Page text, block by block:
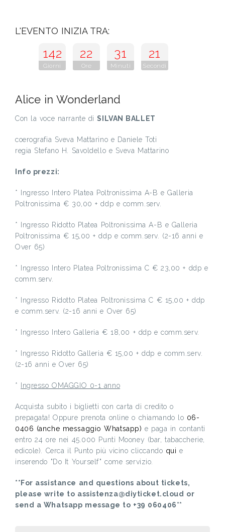
L'EVENTO INIZIA TRA:
142
Giorni
22
Ore
31
Minuti
20
Secondi
Alice in Wonderland
Con la voce narrante diSILVAN BALLET
coerografia Sveva Mattarino e Daniele Toti
regia Stefano H. Savoldello e Sveva Mattarino
Info prezzi:
* Ingresso Intero Platea Poltronissima A-B e Galleria
Poltronissima € 30,00 + ddp e comm.serv.
* Ingresso Ridotto Platea Poltronissima A-B e Galleria
Poltronissima € 15,00 + ddp e comm.serv. (2-16 anni e
Over 65)
* Ingresso Intero Platea Poltronissima C € 23,00 + ddp e
comm.serv.
* Ingresso Ridotto Platea Poltronissima C € 15,00 + ddp
e comm.serv. (2-16 anni e Over 65)
* Ingresso Intero Galleria € 18,00 + ddp e comm.serv.
* Ingresso Ridotto Galleria € 15,00 + ddp e comm.serv.
(2-16 anni e Over 65)
* Ingresso OMAGGIO 0-1 anno
Acquista subito i biglietti con carta di credito o
prepagata! Oppure prenota online o chiamando lo 06-
0406 (anche messaggio Whatsapp) e paga in contanti
entro 24 ore nei 45.000 Punti Mooney (bar, tabaccherie,
edicole). Cerca il Punto più vicino cliccando qui e
inserendo "Do It Yourself" come servizio.
**For assistance and questions about tickets,
please write to assistenza@diyticket.cloud or
send a Whatsapp message to +39 060406**